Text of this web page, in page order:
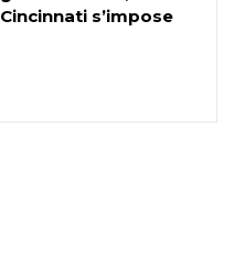
Cincinnati s’impose